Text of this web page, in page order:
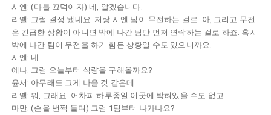
시엔: (다들 끄덕이자) 네, 알겠습니다.
리옐: 그럼 결정 됐네요. 저랑 시엔 님이 무전하는 걸로. 아, 그리고 무전
은 긴급한 상황이 아니면 밖에 나간 팀만 먼저 연락하는 걸로 하죠. 혹시
밖에 나간 팀이 무전을 하기 힘든 상황일 수도 있으니까요.
시엔: 네.
에나: 그럼 오늘부터 식량을 구해올까요?
윤서: 아무래도 그게 나을 것 같은데...
리옐: 뭐, 그래요. 어차피 하루종일 이곳에 박혀있을 수도 없고.
마만: (손을 번쩍 들며) 그럼 1팀부터 나가나요?